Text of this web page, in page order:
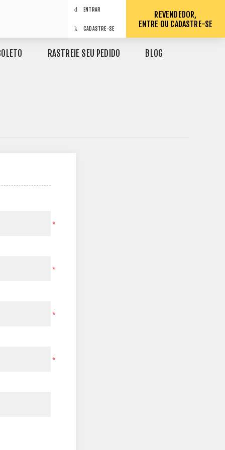
ENTRAR
CADASTRE-SE
REVENDEDOR,
ENTRE OU CADASTRE-SE
RASTREIE SEU PEDIDO BLOG
*
*
*
*